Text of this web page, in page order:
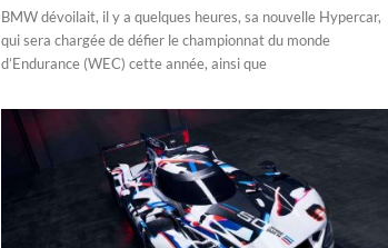
BMW dévoilait, il y a quelques heures, sa nouvelle Hypercar,
qui sera chargée de défier le championnat du monde
d’Endurance (WEC) cette année, ainsi que